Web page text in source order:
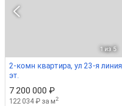
1 из 5
2-комн квартира, ул 23-я
эт.
7 200 000 ₽
122 034 ₽ за м2